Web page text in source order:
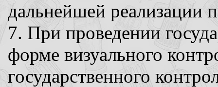
дальнейшей реализации
7. При проведении
форме визуального
государственного